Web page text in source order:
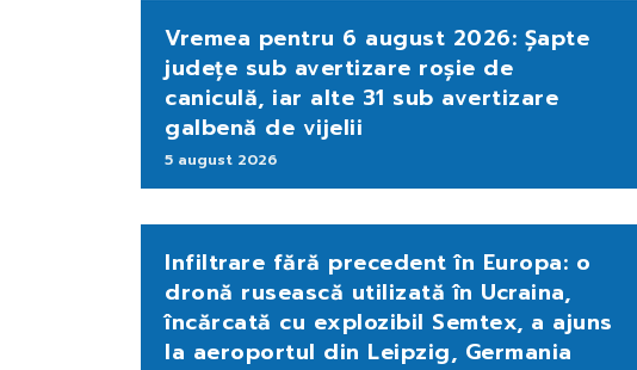
Vremea pentru 6 august 2026: Șapte
județe sub avertizare roșie de
caniculă, iar alte 31 sub avertizare
galbenă de vijelii
5 august 2026
Infiltrare fără precedent în Europa: o
dronă rusească utilizată în Ucraina,
încărcată cu explozibil Semtex, a ajuns
la aeroportul din Leipzig, Germania